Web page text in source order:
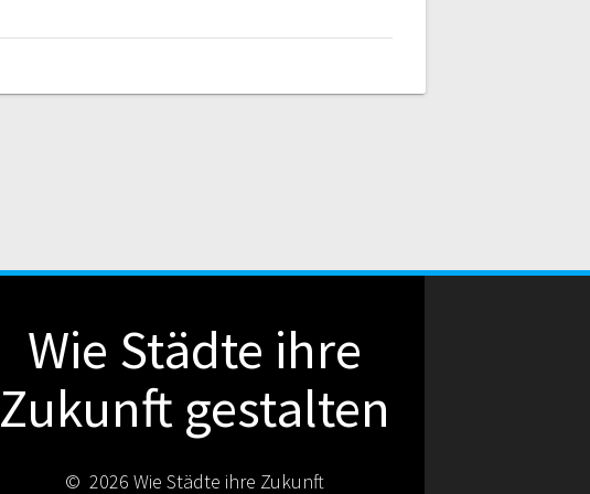
Wie Städte ihre
Zukunft gestalten
© 2026 Wie Städte ihre Zukunft